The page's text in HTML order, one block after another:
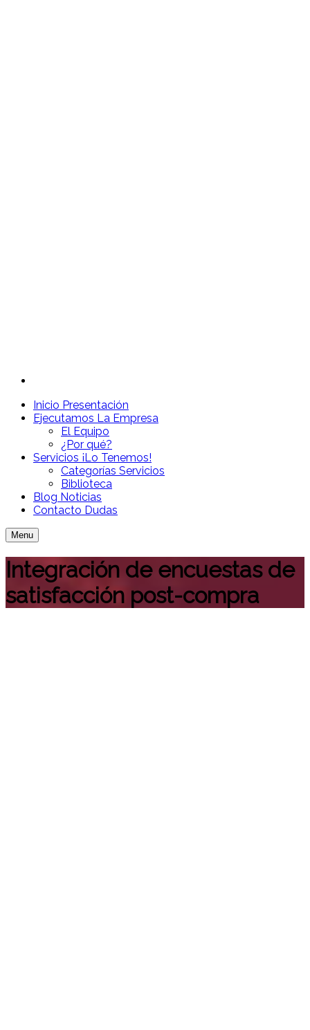
Inicio Presentación
Ejecutamos La Empresa
El Equipo
¿Por qué?
Servicios ¡Lo Tenemos!
Categorías Servicios
Biblioteca
Blog Noticias
Contacto Dudas
Menu
Integración de encuestas de
satisfacción post-compra